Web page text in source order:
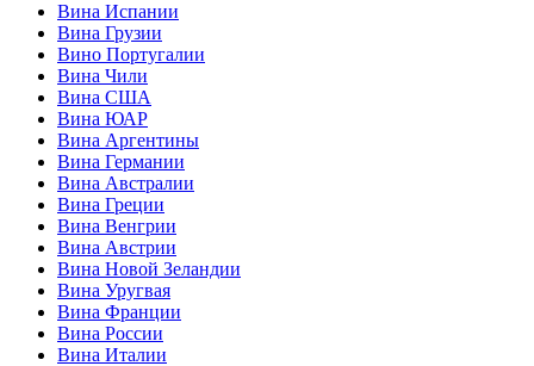
Вина Испании
Вина Грузии
Вино Португалии
Вина Чили
Вина США
Вина ЮАР
Вина Аргентины
Вина Германии
Вина Австралии
Вина Греции
Вина Венгрии
Вина Австрии
Вина Новой Зеландии
Вина Уругвая
Вина Франции
Вина России
Вина Италии